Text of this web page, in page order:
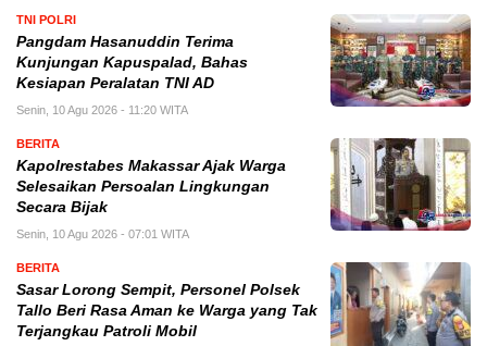
TNI POLRI
Pangdam Hasanuddin Terima
Kunjungan Kapuspalad, Bahas
Kesiapan Peralatan TNI AD
Senin, 10 Agu 2026 - 11:20 WITA
BERITA
Kapolrestabes Makassar Ajak Warga
Selesaikan Persoalan Lingkungan
Secara Bijak
Senin, 10 Agu 2026 - 07:01 WITA
BERITA
Sasar Lorong Sempit, Personel Polsek
Tallo Beri Rasa Aman ke Warga yang Tak
Terjangkau Patroli Mobil